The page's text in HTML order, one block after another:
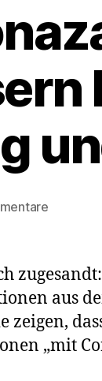
zu
aus
zwei
belegen
aus
zeigen,
„mit